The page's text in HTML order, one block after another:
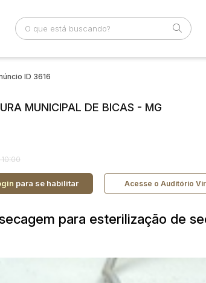
Categoria
Imóveis
ID 3616
MUNICIPAL DE BICAS - MG
para se habilitar Acesse o Auditório
para esterilização de